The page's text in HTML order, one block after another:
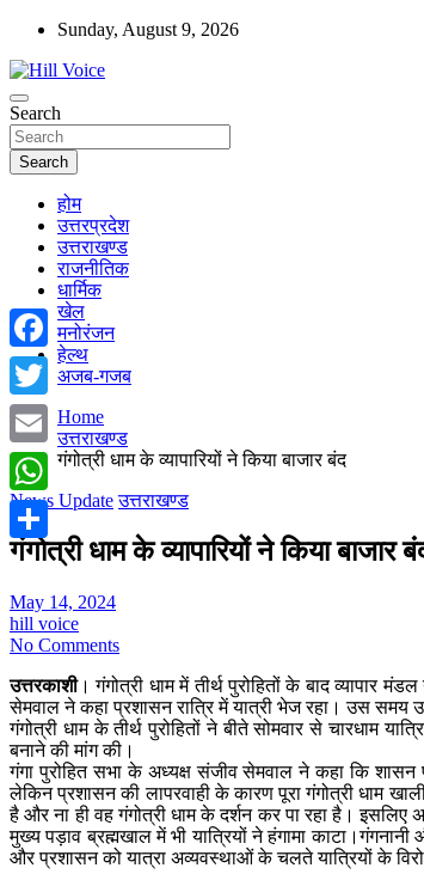
Skip
content
Sunday, August 9, 2026
Hill Voice
न्यूज़ पोर्टल
Search
Search
होम
उत्तरप्रदेश
उत्तराखण्ड
राजनीतिक
धार्मिक
खेल
मनोरंजन
हेल्थ
अजब-गजब
Home
उत्तराखण्ड
गंगोत्री धाम के व्यापारियों ने किया बाजार बंद
News Update उत्तराखण्ड
गंगोत्री धाम के व्यापारियों ने किया बाजार
May 14, 2024
hill voice
No Comments
उत्तरकाशी। गंगोत्री धाम में तीर्थ पुरोहितों के बाद व्यापार
सेमवाल ने कहा प्रशासन रात्रि में यात्री भेज रहा। उस समय
गंगोत्री धाम के तीर्थ पुरोहितों ने बीते सोमवार से चारधाम
बनाने की मांग की।
गंगा पुरोहित सभा के अध्यक्ष संजीव सेमवाल ने कहा कि
लेकिन प्रशासन की लापरवाही के कारण पूरा गंगोत्री धाम
है और ना ही वह गंगोत्री धाम के दर्शन कर पा रहा है। इसलिए
मुख्य पड़ाव ब्रह्मखाल में भी यात्रियों ने हंगामा
और प्रशासन को यात्रा अव्यवस्थाओं के चलते यात्रियों के
Facebook
Twitter
Email
WhatsApp
Share